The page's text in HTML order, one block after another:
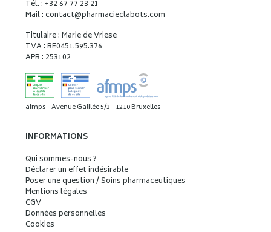
Tél. : +32 67 77 23 21
Mail : contact@pharmacieclabots.com
Titulaire : Marie de Vriese
TVA : BE0451.595.376
APB : 253102
afmps - Avenue Galilée 5/3 - 1210 Bruxelles
INFORMATIONS
Qui sommes-nous ?
Déclarer un effet indésirable
Poser une question / Soins pharmaceutiques
Mentions légales
CGV
Données personnelles
Cookies